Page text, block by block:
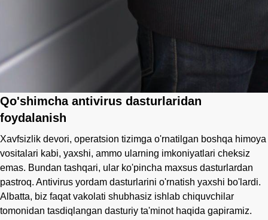
Qo'shimcha antivirus dasturlaridan
foydalanish
Xavfsizlik devori, operatsion tizimga o'rnatilgan boshqa himoya
vositalari kabi, yaxshi, ammo ularning imkoniyatlari cheksiz
emas. Bundan tashqari, ular ko'pincha maxsus dasturlardan
pastroq. Antivirus yordam dasturlarini o'rnatish yaxshi bo'lardi.
Albatta, biz faqat vakolati shubhasiz ishlab chiquvchilar
tomonidan tasdiqlangan dasturiy ta'minot haqida gapiramiz.